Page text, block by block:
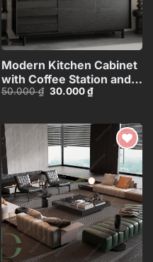
Modern Kitchen Cabinet
with Coffee Station and
Appliances – 3D
50.000₫ Giá
30.000₫Giá
hiện
30.000 ₫.
Add to
wishlist